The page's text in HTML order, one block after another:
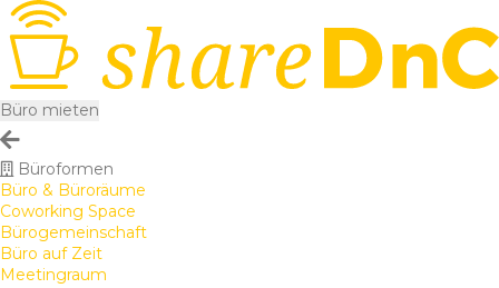
Büro mieten
Büroformen
Büro & Büroräume
Coworking Space
Bürogemeinschaft
Büro auf Zeit
Meetingraum